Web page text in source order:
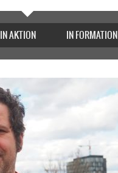
IN AKTION IN FORMATION